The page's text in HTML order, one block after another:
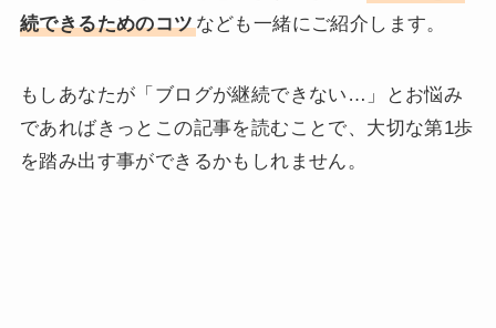
続できるためのコツなども一緒にご紹介します。
もしあなたが「ブログが継続できない…」とお悩み
であればきっとこの記事を読むことで、大切な第1歩
を踏み出す事ができるかもしれません。